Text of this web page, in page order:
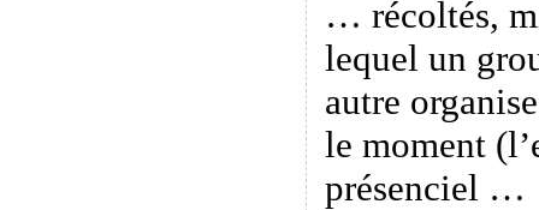
… récoltés,
lequel un
autre
le moment
présenciel …